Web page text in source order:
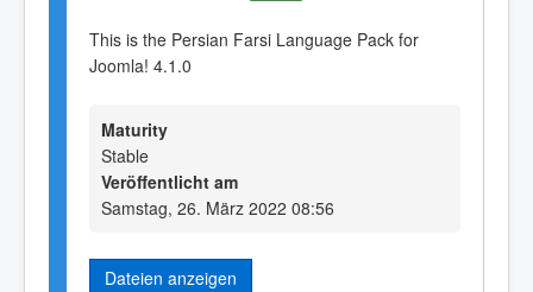
This is the Persian Farsi Language Pack for
Joomla! 4.1.0
Maturity
Stable
Veröffentlicht am
Samstag, 26. März 2022 08:56
Dateien anzeigen